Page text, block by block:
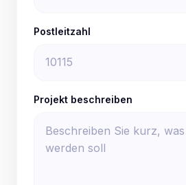
Postleitzahl
Projekt beschreiben